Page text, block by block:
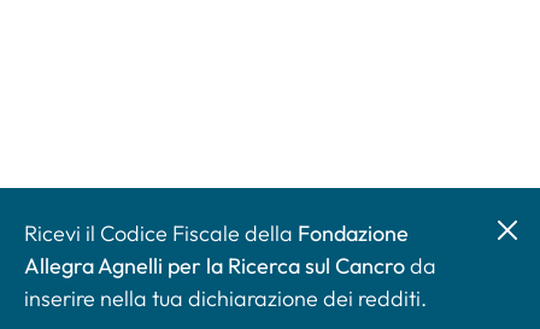
Ricevi il Codice Fiscale della Fondazione
Allegra Agnelli per la Ricerca sul Cancroda
inserire nella tua dichiarazione dei redditi.